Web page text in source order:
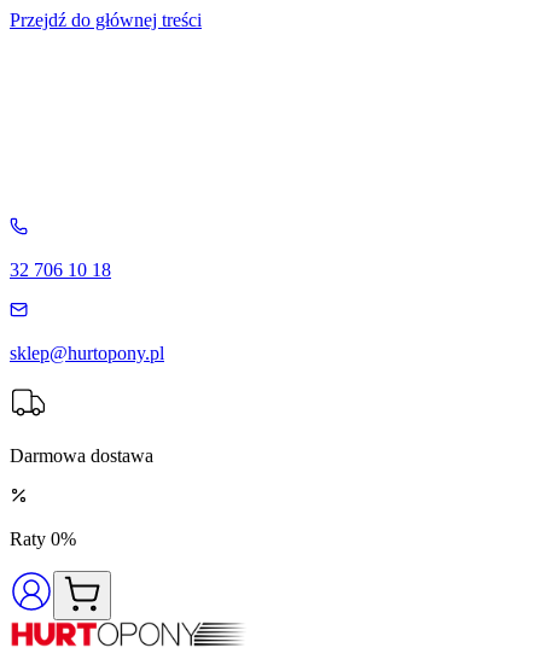
Przejdź do głównej treści
32 706 10 18
sklep@hurtopony.pl
Darmowa dostawa
Raty 0%